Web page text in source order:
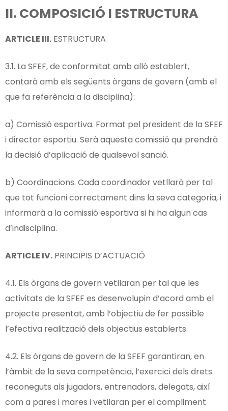
II. COMPOSICIÓ I ESTRUCTURA
ARTICLE III. ESTRUCTURA
3.1. La SFEF, de conformitat amb allò establert,
contarà amb els següents òrgans de govern (amb el
que fa referència a la disciplina):
a) Comissió esportiva. Format pel president de la SFEF
i director esportiu. Serà aquesta comissió qui prendrà
la decisió d’aplicació de qualsevol sanció.
b) Coordinacions. Cada coordinador vetllarà per tal
que tot funcioni correctament dins la seva categoria, i
informarà a la comissió esportiva si hi ha algun cas
d’indisciplina.
ARTICLE IV. PRINCIPIS D’ACTUACIÓ
4.1. Els òrgans de govern vetllaran per tal que les
activitats de la SFEF es desenvolupin d’acord amb el
projecte presentat, amb l’objectiu de fer possible
l’efectiva realització dels objectius establerts.
4.2. Els òrgans de govern de la SFEF garantiran, en
l’àmbit de la seva competència, l’exercici dels drets
reconeguts als jugadors, entrenadors, delegats, així
com a pares i mares i vetllaran per el compliment